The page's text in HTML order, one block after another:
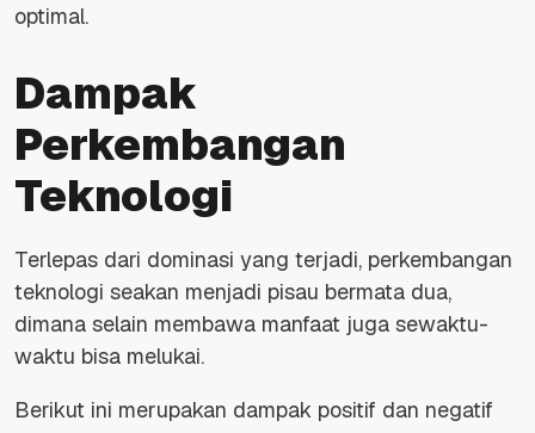
optimal.
Dampak
Perkembangan
Teknologi
Terlepas dari dominasi yang terjadi, perkembangan
teknologi seakan menjadi pisau bermata dua,
dimana selain membawa manfaat juga sewaktu-
waktu bisa melukai.
Berikut ini merupakan dampak positif dan negatif